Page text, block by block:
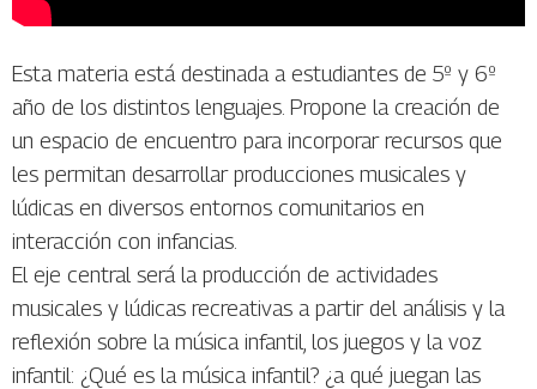
Esta materia está destinada a estudiantes de 5º y 6º
año de los distintos lenguajes. Propone la creación de
un espacio de encuentro para incorporar recursos que
les permitan desarrollar producciones musicales y
lúdicas en diversos entornos comunitarios en
interacción con infancias.
El eje central será la producción de actividades
musicales y lúdicas recreativas a partir del análisis y la
reflexión sobre la música infantil, los juegos y la voz
infantil: ¿Qué es la música infantil? ¿a qué juegan las